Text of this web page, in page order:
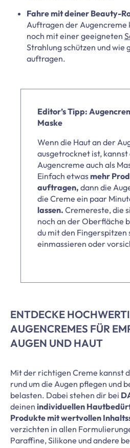
Fahre mit deiner Beauty-
Auftragen der Augencreme
noch mit einer geeigneten
Strahlung schützen und wie
auftragen.
Editor’s Tipp:
Maske
Wenn die Haut an der
ausgetrocknet ist, kannst
Augencreme auch als
Einfach etwasmehr
auftragen, dann die
die Creme ein paar
lassen. Cremereste, die
noch an der Oberfläche
du mit den Fingerspitzen
einmassieren oder
ENTDECKE
AUGENCREMES FÜR
AUGEN UND HAUT
Mit der richtigen Creme kannst
rund um die Augen pflegen und
belasten. Dabei stehen dir bei
deinen individuellen
Produkte mit wertvollen
verzichten in allen
Paraffine, Silikone und andere